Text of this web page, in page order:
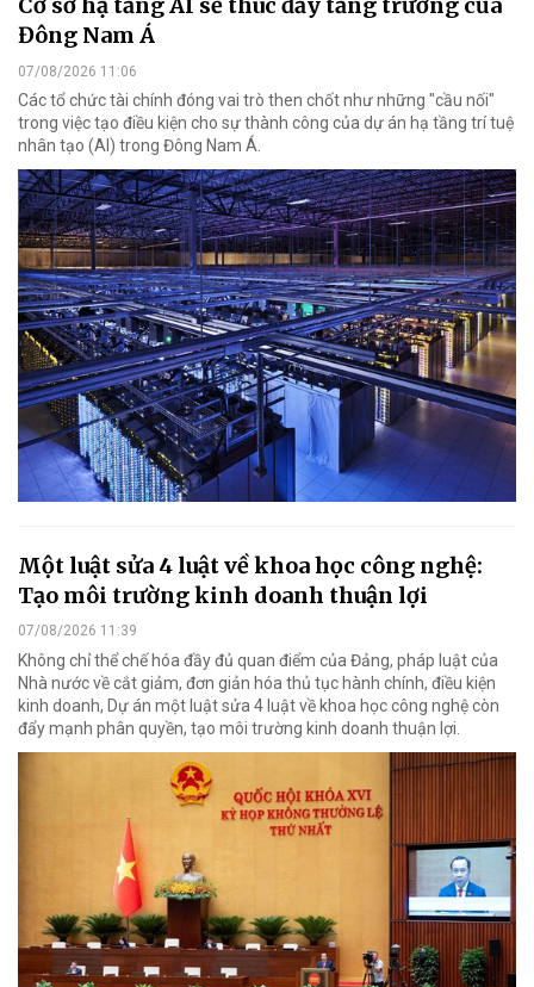
Cơ sở hạ tầng AI sẽ thúc đẩy tăng trưởng của
Đông Nam Á
07/08/2026 11:06
Các tổ chức tài chính đóng vai trò then chốt như những "cầu nối"
trong việc tạo điều kiện cho sự thành công của dự án hạ tầng trí tuệ
nhân tạo (AI) trong Đông Nam Á.
Một luật sửa 4 luật về khoa học công nghệ:
Tạo môi trường kinh doanh thuận lợi
07/08/2026 11:39
Không chỉ thể chế hóa đầy đủ quan điểm của Đảng, pháp luật của
Nhà nước về cắt giảm, đơn giản hóa thủ tục hành chính, điều kiện
kinh doanh, Dự án một luật sửa 4 luật về khoa học công nghệ còn
đẩy mạnh phân quyền, tạo môi trường kinh doanh thuận lợi.